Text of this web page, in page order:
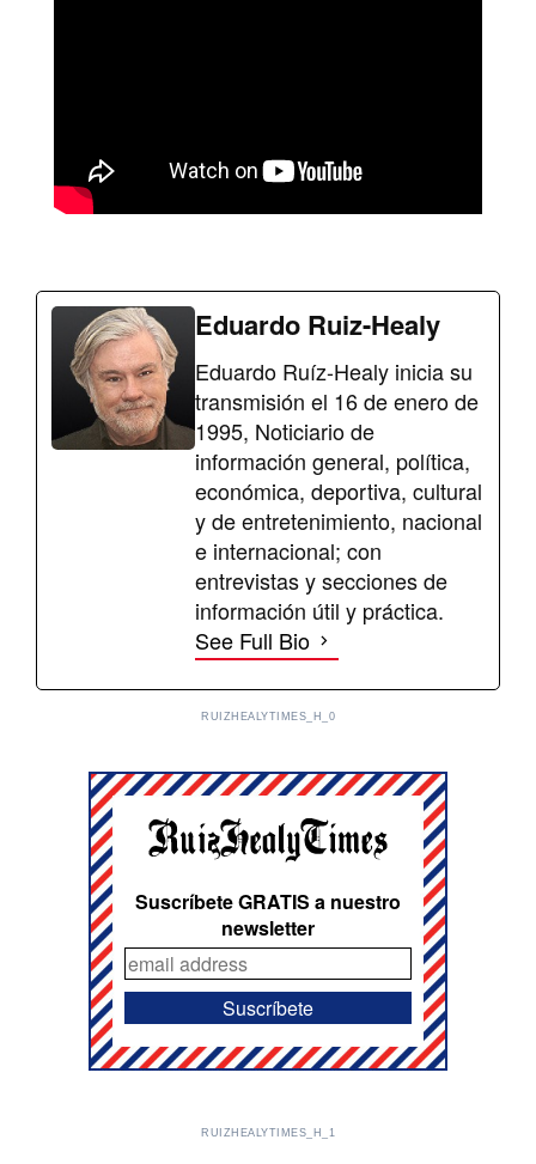
Eduardo Ruiz-Healy
Eduardo Ruíz-Healy inicia su
transmisión el 16 de enero de
1995, Noticiario de
información general, política,
económica, deportiva, cultural
y de entretenimiento, nacional
e internacional; con
entrevistas y secciones de
información útil y práctica.
See Full Bio
RUIZHEALYTIMES_H_0
Suscríbete GRATIS a nuestro
newsletter
RUIZHEALYTIMES_H_1